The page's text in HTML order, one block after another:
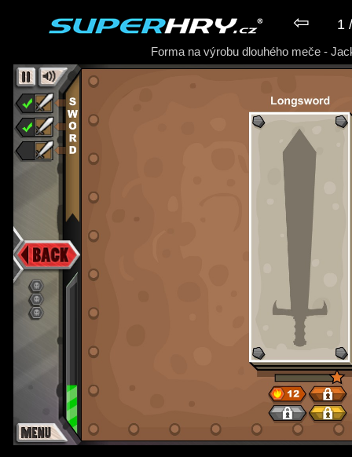
⇦ 1
► Hra Jacksmith
Forma na výrobu dlouhého meče -